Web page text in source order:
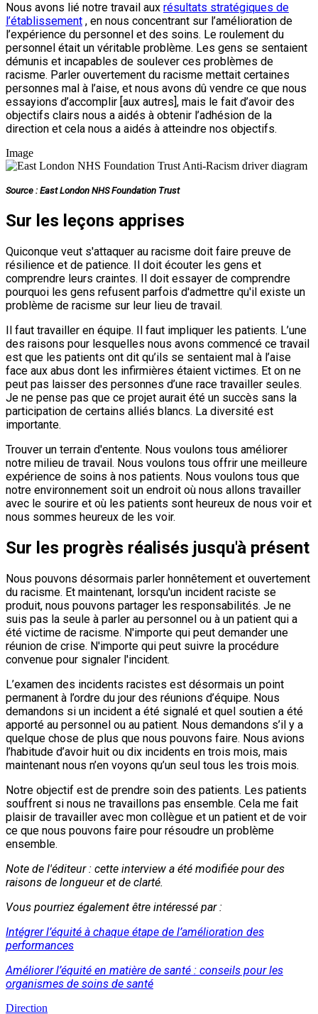
Nous avons lié notre travail aux résultats stratégiques de
l’établissement , en nous concentrant sur l’amélioration de
l’expérience du personnel et des soins. Le roulement du
personnel était un véritable problème. Les gens se sentaient
démunis et incapables de soulever ces problèmes de
racisme. Parler ouvertement du racisme mettait certaines
personnes mal à l’aise, et nous avons dû vendre ce que nous
essayions d’accomplir [aux autres], mais le fait d’avoir des
objectifs clairs nous a aidés à obtenir l’adhésion de la
direction et cela nous a aidés à atteindre nos objectifs.
Image
Source : East London NHS Foundation Trust
Sur les leçons apprises
Quiconque veut s'attaquer au racisme doit faire preuve de
résilience et de patience. Il doit écouter les gens et
comprendre leurs craintes. Il doit essayer de comprendre
pourquoi les gens refusent parfois d'admettre qu'il existe un
problème de racisme sur leur lieu de travail.
Il faut travailler en équipe. Il faut impliquer les patients. L’une
des raisons pour lesquelles nous avons commencé ce travail
est que les patients ont dit qu’ils se sentaient mal à l’aise
face aux abus dont les infirmières étaient victimes. Et on ne
peut pas laisser des personnes d’une race travailler seules.
Je ne pense pas que ce projet aurait été un succès sans la
participation de certains alliés blancs. La diversité est
importante.
Trouver un terrain d'entente. Nous voulons tous améliorer
notre milieu de travail. Nous voulons tous offrir une meilleure
expérience de soins à nos patients. Nous voulons tous que
notre environnement soit un endroit où nous allons travailler
avec le sourire et où les patients sont heureux de nous voir et
nous sommes heureux de les voir.
Sur les progrès réalisés jusqu'à présent
Nous pouvons désormais parler honnêtement et ouvertement
du racisme. Et maintenant, lorsqu'un incident raciste se
produit, nous pouvons partager les responsabilités. Je ne
suis pas la seule à parler au personnel ou à un patient qui a
été victime de racisme. N'importe qui peut demander une
réunion de crise. N'importe qui peut suivre la procédure
convenue pour signaler l'incident.
L’examen des incidents racistes est désormais un point
permanent à l’ordre du jour des réunions d’équipe. Nous
demandons si un incident a été signalé et quel soutien a été
apporté au personnel ou au patient. Nous demandons s’il y a
quelque chose de plus que nous pouvons faire. Nous avions
l’habitude d’avoir huit ou dix incidents en trois mois, mais
maintenant nous n’en voyons qu’un seul tous les trois mois.
Notre objectif est de prendre soin des patients. Les patients
souffrent si nous ne travaillons pas ensemble. Cela me fait
plaisir de travailler avec mon collègue et un patient et de voir
ce que nous pouvons faire pour résoudre un problème
ensemble.
Note de l'éditeur : cette interview a été modifiée pour des
raisons de longueur et de clarté.
Vous pourriez également être intéressé par :
Intégrer l’équité à chaque étape de l’amélioration des
performances
Améliorer l’équité en matière de santé : conseils pour les
organismes de soins de santé
Direction